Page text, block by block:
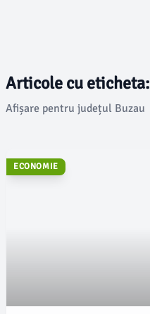
Articole cu eticheta:
Afișare pentru județul Buzau
ECONOMIE